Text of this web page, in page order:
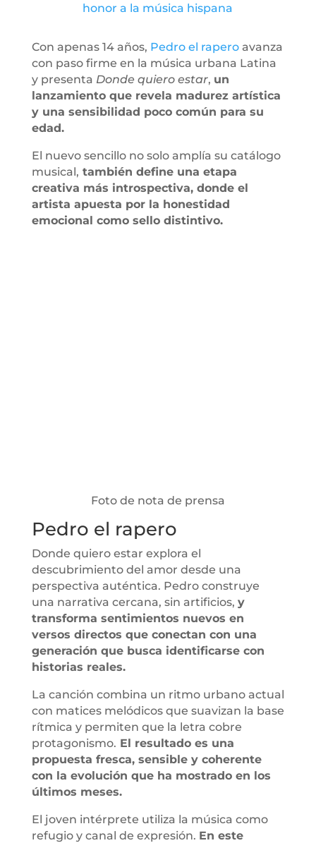
honor a la música hispana
Con apenas 14 años, Pedro el raperoavanza
con paso firme en la música urbana Latina
y presenta Donde quiero estar, un
lanzamiento que revela madurez artística
y una sensibilidad poco común para su
edad.
El nuevo sencillo no solo amplía su catálogo
musical, también define una etapa
creativa más introspectiva, donde el
artista apuesta por la honestidad
emocional como sello distintivo.
Foto de nota de prensa
Pedro el rapero
Donde quiero estar explora el
descubrimiento del amor desde una
perspectiva auténtica. Pedro construye
una narrativa cercana, sin artificios, y
transforma sentimientos nuevos en
versos directos que conectan con una
generación que busca identificarse con
historias reales.
La canción combina un ritmo urbano actual
con matices melódicos que suavizan la base
rítmica y permiten que la letra cobre
protagonismo. El resultado es una
propuesta fresca, sensible y coherente
con la evolución que ha mostrado en los
últimos meses.
El joven intérprete utiliza la música como
refugio y canal de expresión. En este